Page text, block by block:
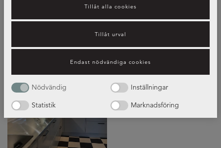
Tillåt alla cookies
Tillåt urval
Endast nödvändiga cookies
Nödvändig
Inställningar
Statistik
Marknadsföring